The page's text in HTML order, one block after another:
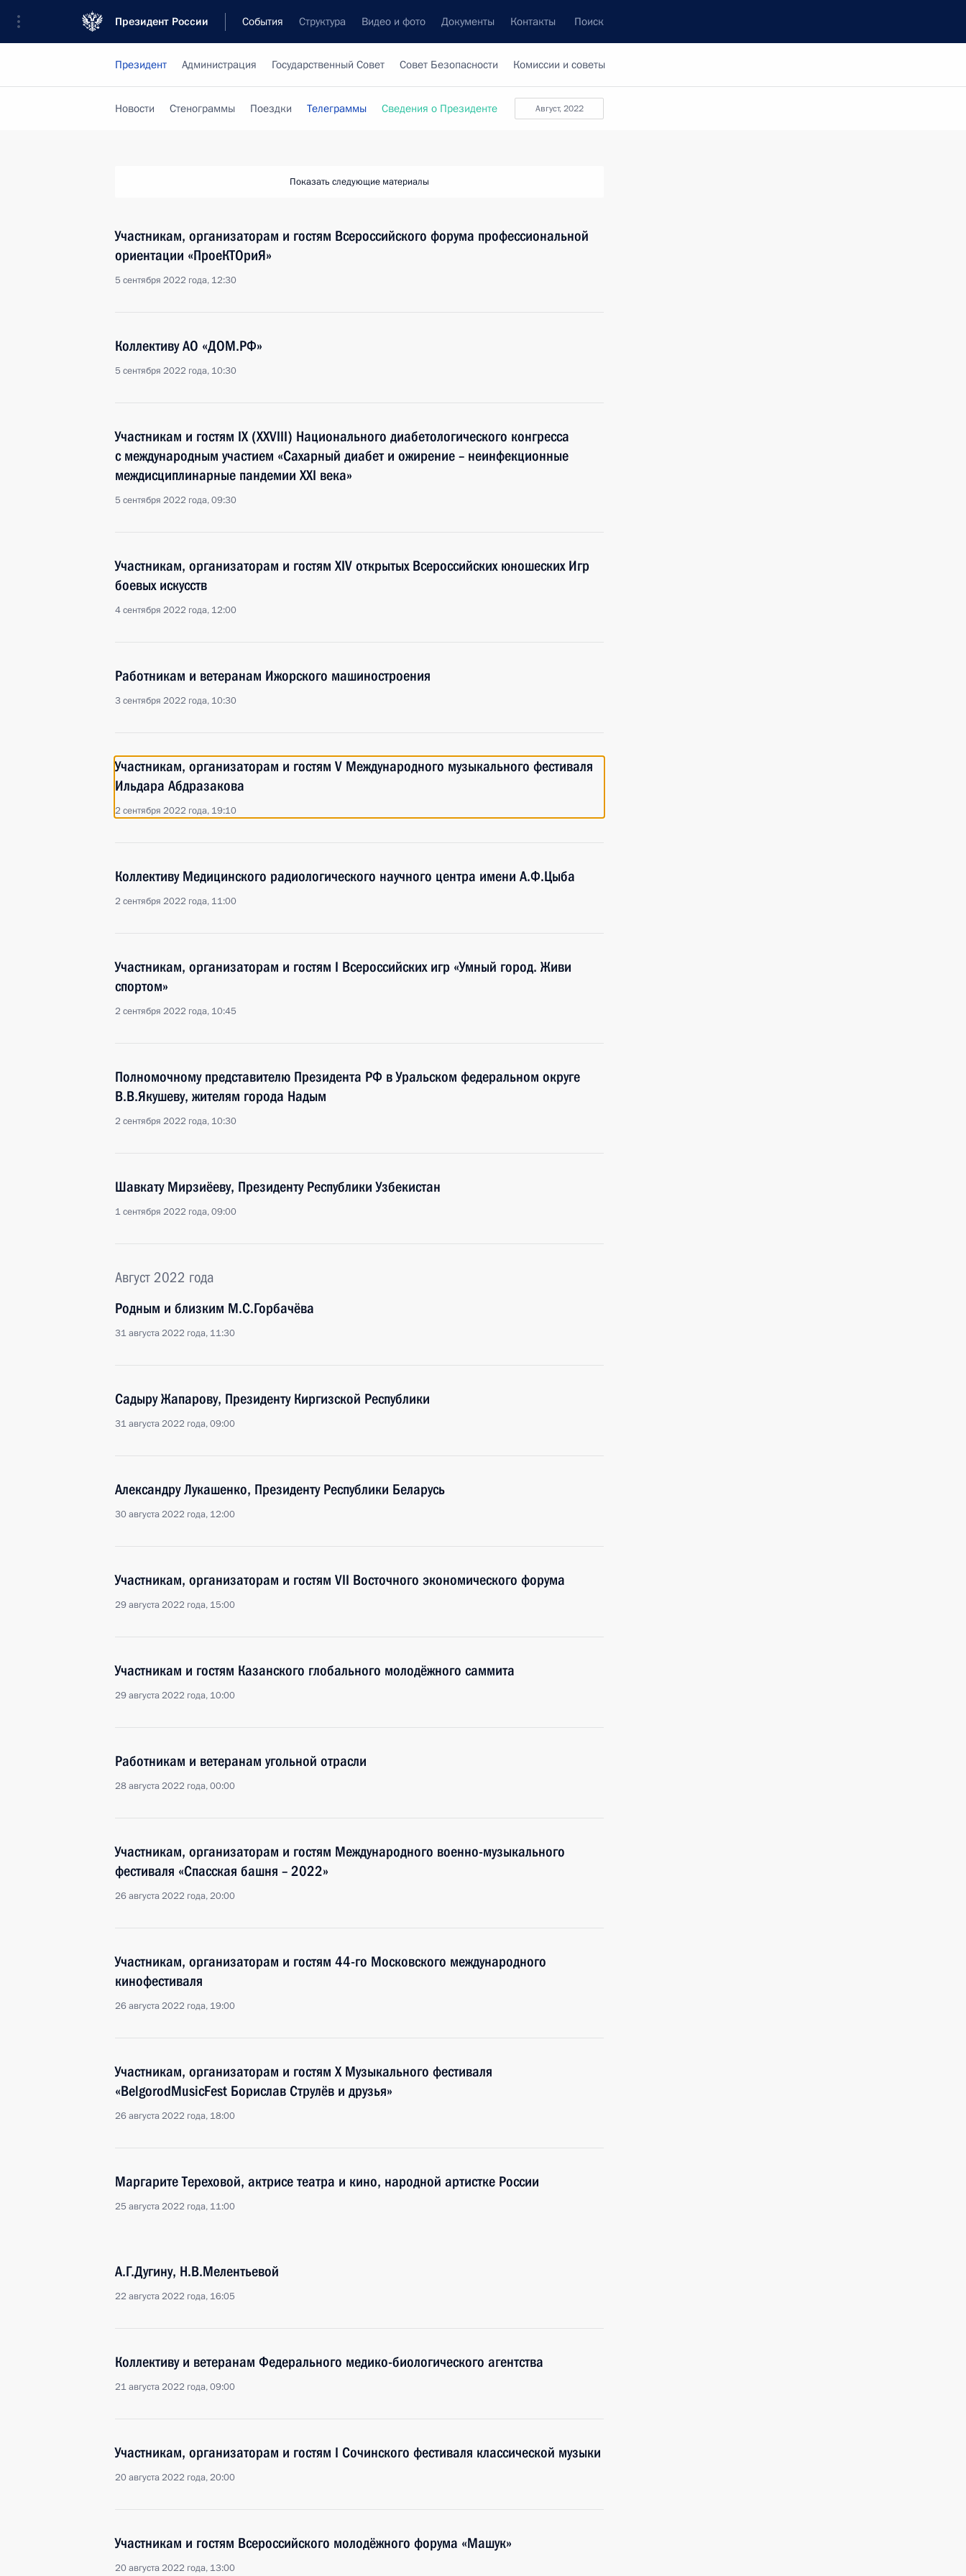
Президент России События Структура Видео и фото Документы Контакты Поиск
Президент Администрация Государственный Совет Совет Безопасности Комиссии и советы
август, 2022
Новости Стенограммы Поездки Телеграммы Сведения о Президенте
Показать следующие материалы
Участникам, организаторам и гостям Всероссийского форума профессиональной
ориентации «ПроеКТОриЯ»
5 сентября 2022 года, 12:30
Коллективу АО «ДОМ.РФ»
5 сентября 2022 года, 10:30
Участникам и гостям IX (XXVIII) Национального диабетологического конгресса
с международным участием «Сахарный диабет и ожирение – неинфекционные
междисциплинарные пандемии XXI века»
5 сентября 2022 года, 09:30
Участникам, организаторам и гостям XIV открытых Всероссийских юношеских Игр
боевых искусств
4 сентября 2022 года, 12:00
Работникам и ветеранам Ижорского машиностроения
3 сентября 2022 года, 10:30
Участникам, организаторам и гостям V Международного музыкального фестиваля
Ильдара Абдразакова
2 сентября 2022 года, 19:10
Коллективу Медицинского радиологического научного центра имени А.Ф.Цыба
2 сентября 2022 года, 11:00
Участникам, организаторам и гостям I Всероссийских игр «Умный город. Живи
спортом»
2 сентября 2022 года, 10:45
Полномочному представителю Президента РФ в Уральском федеральном округе
В.В.Якушеву, жителям города Надым
2 сентября 2022 года, 10:30
Шавкату Мирзиёеву, Президенту Республики Узбекистан
1 сентября 2022 года, 09:00
Август 2022 года
Родным и близким М.С.Горбачёва
31 августа 2022 года, 11:30
Садыру Жапарову, Президенту Киргизской Республики
31 августа 2022 года, 09:00
Александру Лукашенко, Президенту Республики Беларусь
30 августа 2022 года, 12:00
Участникам, организаторам и гостям VII Восточного экономического форума
29 августа 2022 года, 15:00
Участникам и гостям Казанского глобального молодёжного саммита
29 августа 2022 года, 10:00
Работникам и ветеранам угольной отрасли
28 августа 2022 года, 00:00
Участникам, организаторам и гостям Международного военно-музыкального
фестиваля «Спасская башня – 2022»
26 августа 2022 года, 20:00
Участникам, организаторам и гостям 44-го Московского международного
кинофестиваля
26 августа 2022 года, 19:00
Участникам, организаторам и гостям X Музыкального фестиваля
«BelgorodMusicFest Борислав Струлёв и друзья»
26 августа 2022 года, 18:00
Маргарите Тереховой, актрисе театра и кино, народной артистке России
25 августа 2022 года, 11:00
А.Г.Дугину, Н.В.Мелентьевой
22 августа 2022 года, 16:05
Коллективу и ветеранам Федерального медико-биологического агентства
21 августа 2022 года, 09:00
Участникам, организаторам и гостям I Сочинского фестиваля классической музыки
20 августа 2022 года, 20:00
Участникам и гостям Всероссийского молодёжного форума «Машук»
20 августа 2022 года, 13:00